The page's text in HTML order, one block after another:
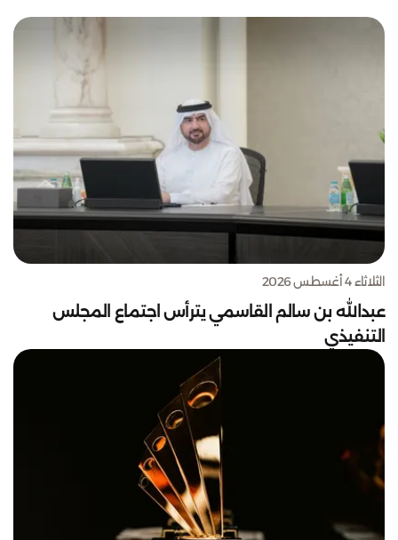
الثلاثاء 4 أغسطس 2026
عبدالله بن سالم القاسمي يترأس اجتماع المجلس
التنفيذي